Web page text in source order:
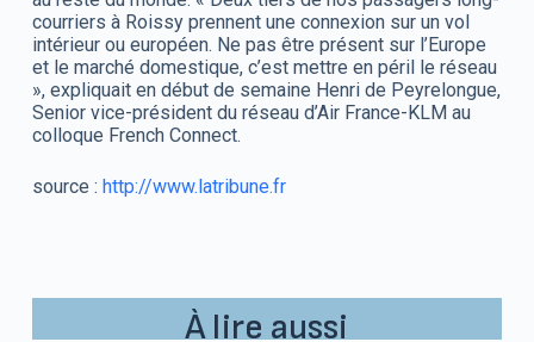
courriers à Roissy prennent une connexion sur un vol
intérieur ou européen. Ne pas être présent sur l’Europe
et le marché domestique, c’est mettre en péril le réseau
», expliquait en début de semaine Henri de Peyrelongue,
Senior vice-président du réseau d’Air France-KLM au
colloque French Connect.
source : http://www.latribune.fr
À lire aussi